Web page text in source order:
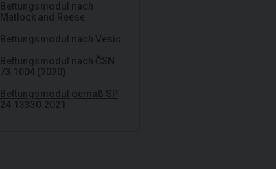
Bettungsmodul nach
Matlock and Reese
Bettungsmodul nach Vesic
Bettungsmodul nach ČSN
73 1004 (2020)
Bettungsmodul gemäß SP
24.13330.2021